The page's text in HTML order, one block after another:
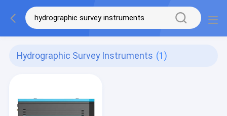
Hydrographic Survey Instruments (1)